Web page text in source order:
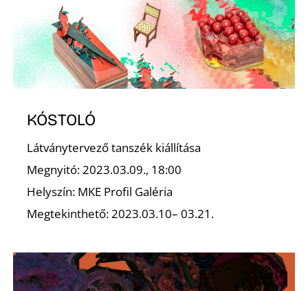
KÓSTOLÓ
Látványtervező tanszék kiállítása
Megnyitó: 2023.03.09., 18:00
Helyszín: MKE Profil Galéria
Megtekinthető: 2023.03.10– 03.21.